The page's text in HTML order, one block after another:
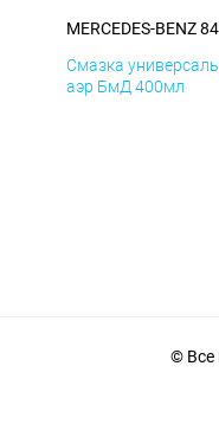
MERCEDES-BENZ
Смазка
аэр БмД 400мл
© Все